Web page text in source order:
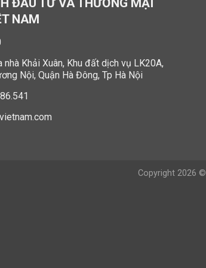
ĐẦU TƯ VÀ THƯƠNG MẠI
NAM
nhà Khải Xuân, Khu đất dịch vụ LK20A,
Nội, Quận Hà Đông, Tp Hà Nội
Copyright 2026 ©